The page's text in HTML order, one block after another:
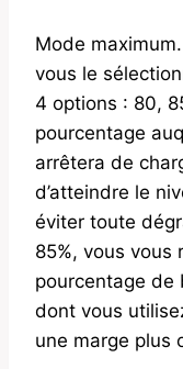
Mode maximum.
vous le
4 options : 80,
pourcentage
arrêtera de
d’atteindre le
éviter toute
85%, vous vous
pourcentage de
dont vous
une marge plus